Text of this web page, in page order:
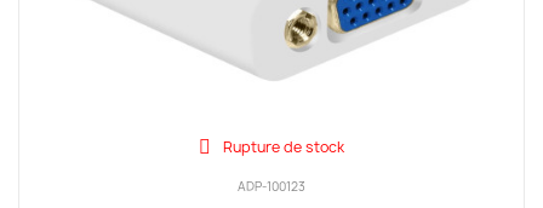
Rupture de stock
ADP-100123